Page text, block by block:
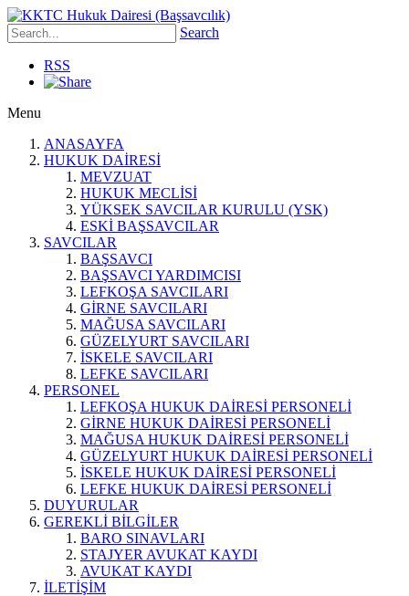
Search
RSS
Menu
ANASAYFA
HUKUK DAİRESİ
MEVZUAT
HUKUK MECLİSİ
YÜKSEK SAVCILAR KURULU (YSK)
ESKİ BAŞSAVCILAR
SAVCILAR
BAŞSAVCI
BAŞSAVCI YARDIMCISI
LEFKOŞA SAVCILARI
GİRNE SAVCILARI
MAĞUSA SAVCILARI
GÜZELYURT SAVCILARI
İSKELE SAVCILARI
LEFKE SAVCILARI
PERSONEL
LEFKOŞA HUKUK DAİRESİ PERSONELİ
GİRNE HUKUK DAİRESİ PERSONELİ
MAĞUSA HUKUK DAİRESİ PERSONELİ
GÜZELYURT HUKUK DAİRESİ PERSONELİ
İSKELE HUKUK DAİRESİ PERSONELİ
LEFKE HUKUK DAİRESİ PERSONELİ
DUYURULAR
GEREKLİ BİLGİLER
BARO SINAVLARI
STAJYER AVUKAT KAYDI
AVUKAT KAYDI
İLETİŞİM